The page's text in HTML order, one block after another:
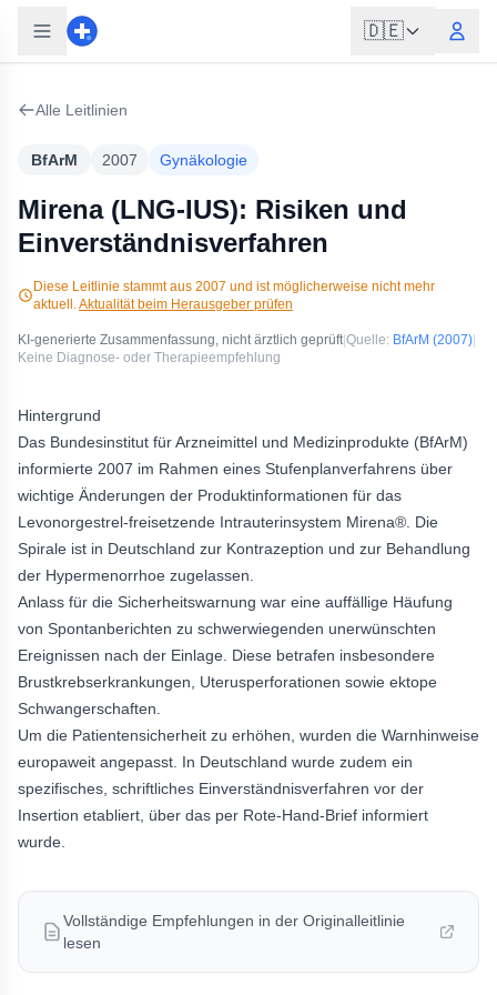
🇩🇪
Alle Leitlinien
BfArM 2007 Gynäkologie
Mirena (LNG-IUS): Risiken und
Einverständnisverfahren
Diese Leitlinie stammt aus 2007 und ist möglicherweise nicht mehr
aktuell.Aktualität beim Herausgeber prüfen
KI-generierte Zusammenfassung, nicht ärztlich geprüft|Quelle: BfArM (2007)
Keine Diagnose- oder Therapieempfehlung
Hintergrund
Das Bundesinstitut für Arzneimittel und Medizinprodukte (BfArM)
informierte 2007 im Rahmen eines Stufenplanverfahrens über
wichtige Änderungen der Produktinformationen für das
Levonorgestrel-freisetzende Intrauterinsystem Mirena®. Die
Spirale ist in Deutschland zur Kontrazeption und zur Behandlung
der Hypermenorrhoe zugelassen.
Anlass für die Sicherheitswarnung war eine auffällige Häufung
von Spontanberichten zu schwerwiegenden unerwünschten
Ereignissen nach der Einlage. Diese betrafen insbesondere
Brustkrebserkrankungen, Uterusperforationen sowie ektope
Schwangerschaften.
Um die Patientensicherheit zu erhöhen, wurden die Warnhinweise
europaweit angepasst. In Deutschland wurde zudem ein
spezifisches, schriftliches Einverständnisverfahren vor der
Insertion etabliert, über das per Rote-Hand-Brief informiert
wurde.
Vollständige Empfehlungen in der Originalleitlinie
lesen